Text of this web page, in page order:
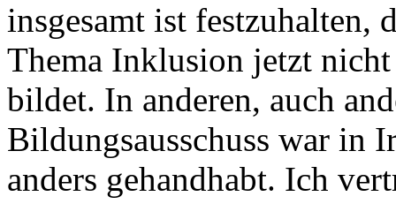
insgesamt ist festzuhalten,
Thema Inklusion jetzt
bildet. In anderen, auch
Bildungsausschuss war in
anders gehandhabt. Ich